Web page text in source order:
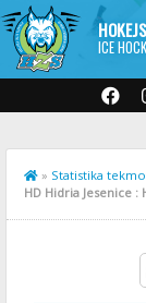
ICE
» Statistika
HD Hidria Jesenice :